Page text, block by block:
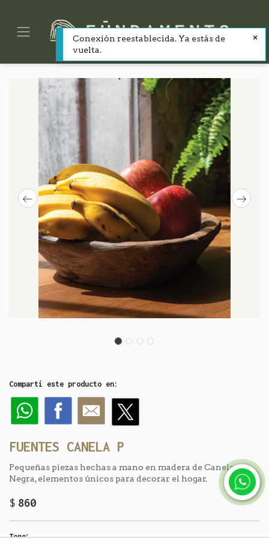
Compartí este producto en:
FUENTES CANELA P
Pequeñas piezas hechas a mano en madera de Canela
Negra, elementos únicos para decorar el hogar.
$860
Conexión reestablecida. Ya estás de
vuelta.